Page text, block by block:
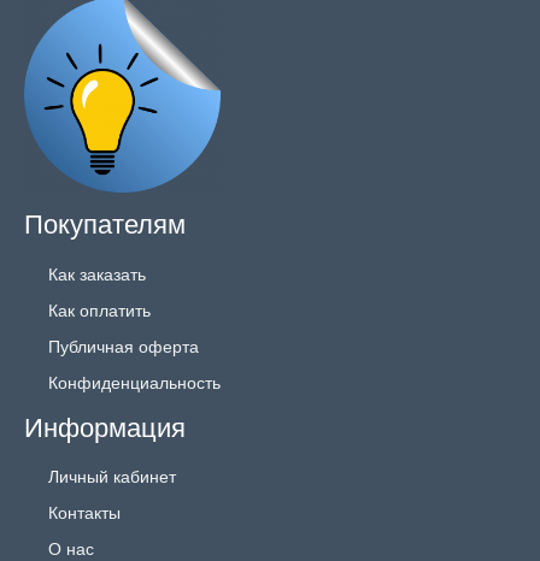
Покупателям
Как заказать
Как оплатить
Публичная оферта
Конфиденциальность
Информация
Личный кабинет
Контакты
О нас